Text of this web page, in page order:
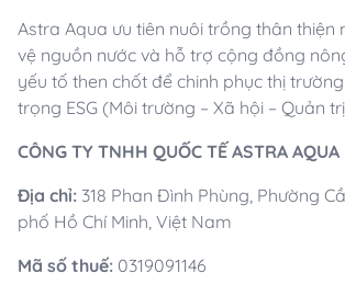
Astra Aqua ưu tiên nuôi trồng thân thiện
vệ nguồn nước và hỗ trợ cộng đồng
yếu tố then chốt để chinh phục thị
trọng ESG (Môi trường – Xã hội – Quản
CÔNG TY TNHH QUỐC TẾ ASTRA AQUA
Địa chỉ: 318 Phan Đình Phùng, Phường
phố Hồ Chí Minh, Việt Nam
Mã số thuế: 0319091146